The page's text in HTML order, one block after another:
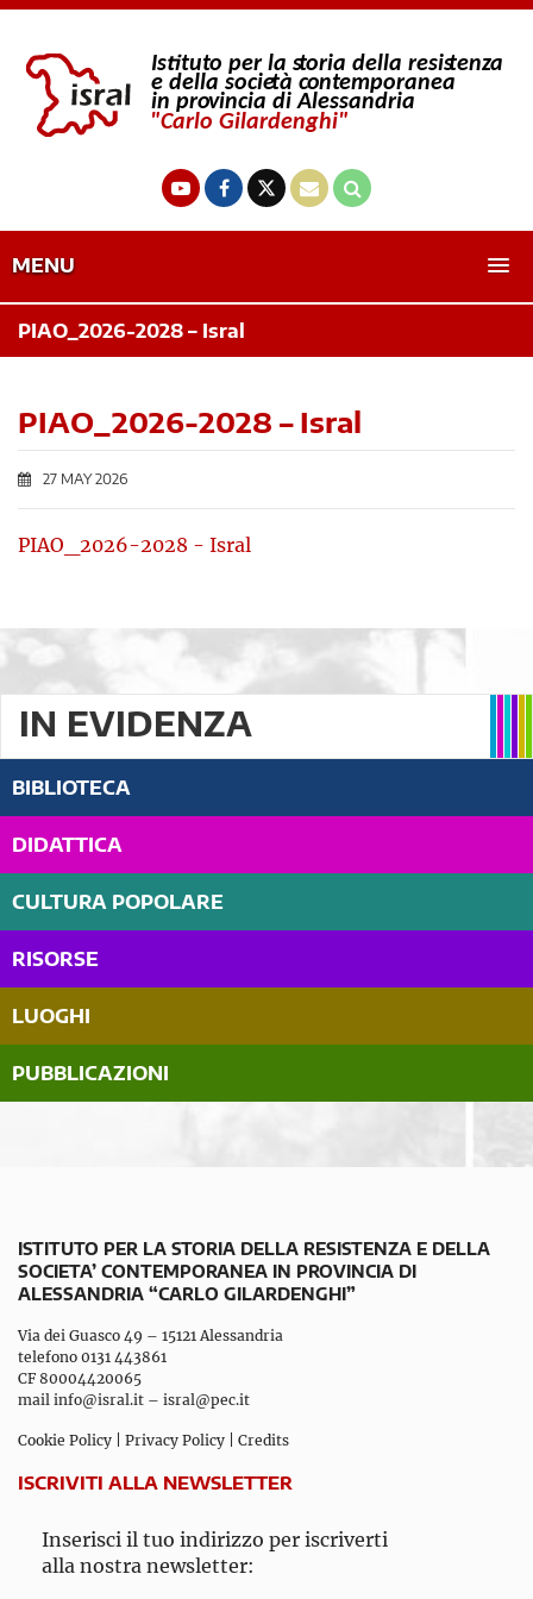
MENU
PIAO_2026-2028 – Isral
PIAO_2026-2028 – Isral
27 MAY 2026
PIAO_2026-2028 - Isral
IN EVIDENZA
BIBLIOTECA
DIDATTICA
CULTURA POPOLARE
RISORSE
LUOGHI
PUBBLICAZIONI
ISTITUTO PER LA STORIA DELLA RESISTENZA E DELLA
SOCIETA’ CONTEMPORANEA IN PROVINCIA DI
ALESSANDRIA “CARLO GILARDENGHI”
Via dei Guasco 49 – 15121 Alessandria
telefono 0131 443861
CF 80004420065
mail info@isral.it – isral@pec.it
Cookie Policy Privacy Policy Credits
ISCRIVITI ALLA NEWSLETTER
Inserisci il tuo indirizzo per iscriverti
alla nostra newsletter: